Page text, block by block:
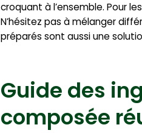
croquant à l’ensemble. Pour
N’hésitez pas à mélanger
préparés sont aussi une
Guide des
composée